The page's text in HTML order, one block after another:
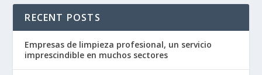
RECENT POSTS
Empresas de limpieza profesional, un servicio
imprescindible en muchos sectores